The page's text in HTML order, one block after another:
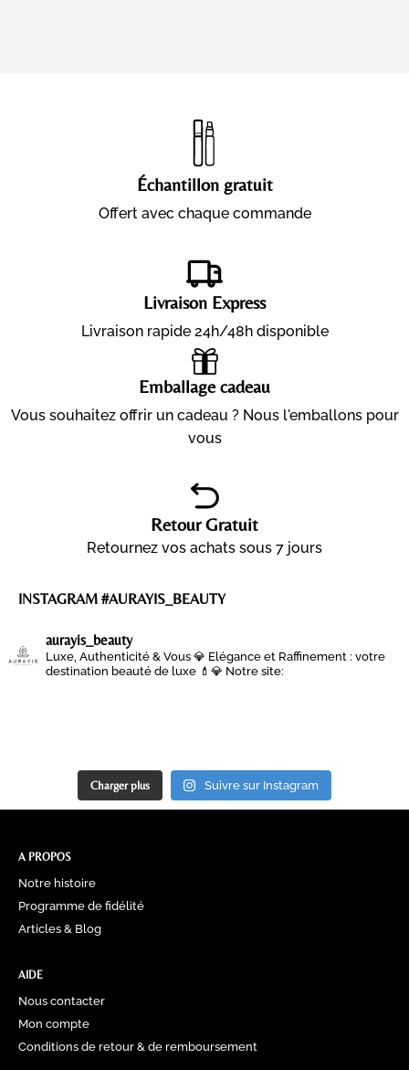
Échantillon gratuit
Offert avec chaque commande
Livraison Express
Livraison rapide 24h/48h disponible
Emballage cadeau
Vous souhaitez offrir un cadeau ? Nous l'emballons pour
vous
Retour Gratuit
Retournez vos achats sous 7 jours
INSTAGRAM #AURAYIS_BEAUTY
aurayis_beauty
Luxe, Authenticité & Vous 💎 Elégance et Raffinement : votre
destination beauté de luxe 💄💎 Notre site:
Charger plus Suivre sur Instagram
A PROPOS
Notre histoire
Programme de fidélité
Articles & Blog
AIDE
Nous contacter
Mon compte
Conditions de retour & de remboursement